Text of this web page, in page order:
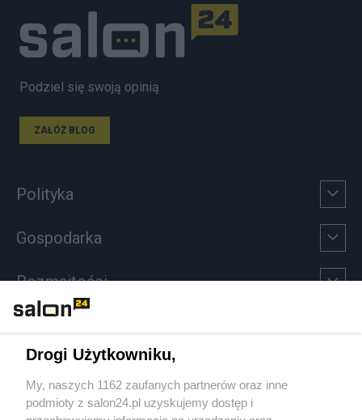
Podziel się swoją opinią
ZAŁÓŻ BLOG
Polityka
Gospodarka
Rozmaitości
Sport
Społeczeństwo
Drogi Użytkowniku,
My, naszych 1162 zaufanych partnerów oraz inne
podmioty z salon24.pl uzyskujemy dostęp i